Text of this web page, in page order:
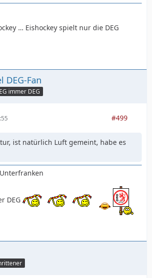
… Eishockey spielt nur die DEG
DEG-Fan
immer DEG
#499
ist natürlich Luft gemeint, habe es
DEG